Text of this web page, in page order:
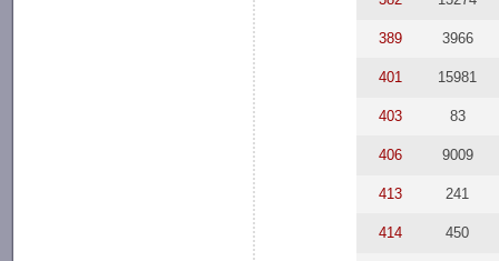
389 3966
401 15981
403 83
406 9009
413 241
414 450